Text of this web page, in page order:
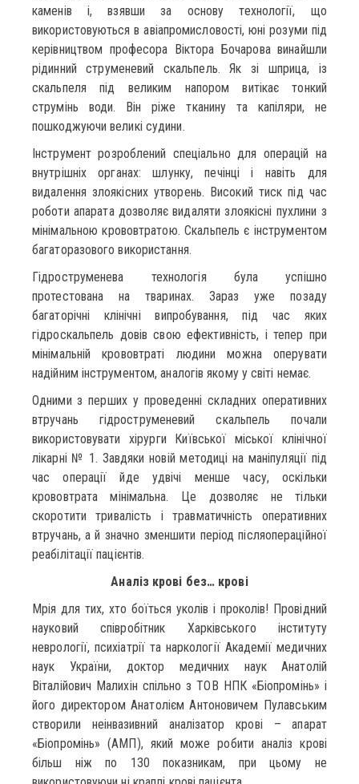
каменів і, взявши за основу технології, що
використовуються в авіапромисловості, юні розуми під
керівництвом професора Віктора Бочарова винайшли
рідинний струменевий скальпель. Як зі шприца, із
скальпеля під великим напором витікає тонкий
струмінь води. Він ріже тканину та капіляри, не
пошкоджуючи великі судини.
Інструмент розроблений спеціально для операцій на
внутрішніх органах: шлунку, печінці і навіть для
видалення злоякісних утворень. Високий тиск під час
роботи апарата дозволяє видаляти злоякісні пухлини з
мінімальною крововтратою. Скальпель є інструментом
багаторазового використання.
Гідроструменева технологія була успішно
протестована на тваринах. Зараз уже позаду
багаторічні клінічні випробування, під час яких
гідроскальпель довів свою ефективність, і тепер при
мінімальній крововтраті людини можна оперувати
надійним інструментом, аналогів якому у світі немає.
Одними з перших у проведенні складних оперативних
втручань гідроструменевий скальпель почали
використовувати хірурги Київської міської клінічної
лікарні № 1. Завдяки новій методиці на маніпуляції під
час операції йде удвічі менше часу, оскільки
крововтрата мінімальна. Це дозволяє не тільки
скоротити тривалість і травматичність оперативних
втручань, а й значно зменшити період післяопераційної
реабілітації пацієнтів.
Аналіз крові без… крові
Мрія для тих, хто боїться уколів і проколів! Провідний
науковий співробітник Харківського інституту
неврології, психіатрії та наркології Академії медичних
наук України, доктор медичних наук Анатолій
Віталійович Малихін спільно з ТОВ НПК «Біопромінь» і
його директором Анатолієм Антоновичем Пулавським
створили неінвазивний аналізатор крові – апарат
«Біопромінь» (АМП), який може робити аналіз крові
більш ніж по 130 показникам, при цьому не